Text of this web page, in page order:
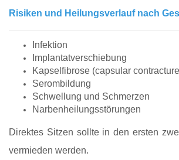
Risiken und Heilungsverlauf nach
Infektion
Implantatverschiebung
Kapselfibrose (capsular
Serombildung
Schwellung und Schmerzen
Narbenheilungsstörungen
Direktes Sitzen sollte in den ersten
vermieden werden.